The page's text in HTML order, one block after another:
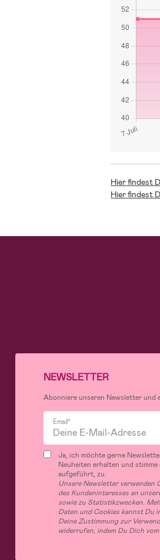
Hier findest
Hier findest
NEWSLETTER
Abonniere unseren Newsletter und
Email*
Ja, ich möchte gerne
Neuheiten erhalten und
aufgeführt, zu.
Unsere Newsletter verwenden
des Kundeninteresses an
sowie zu Statistikzwecken.
Daten und Cookies kannst Du
Deine Zustimmung zur
widerrufen, indem Du Dich